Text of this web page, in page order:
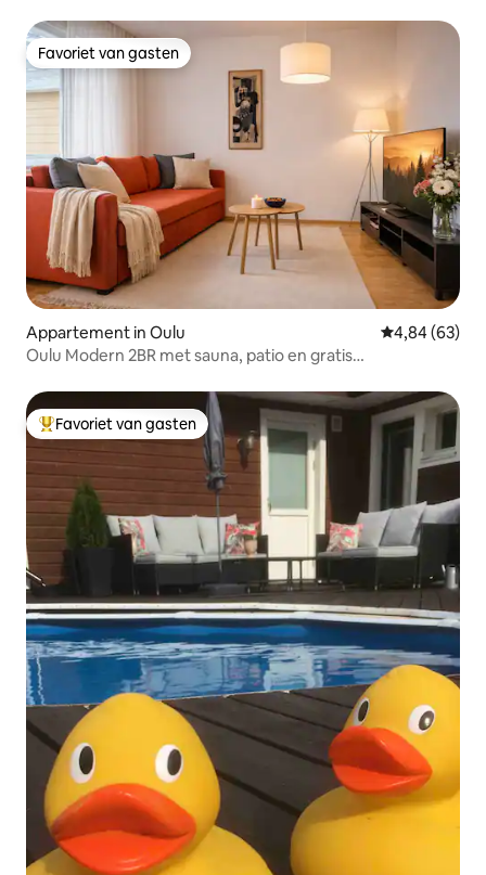
Favoriet van gasten
Favoriet van gasten
Appartement in Oulu Gemiddelde
4,84 (63)
Oulu Modern 2BR met sauna, patio en gratis
Topfavoriet van gasten
Favoriet van gasten